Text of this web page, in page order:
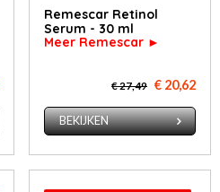
Remescar Retinol
Serum - 30 ml
Meer Remescar ►
€ 27,49 € 20,62
BEKIJKEN